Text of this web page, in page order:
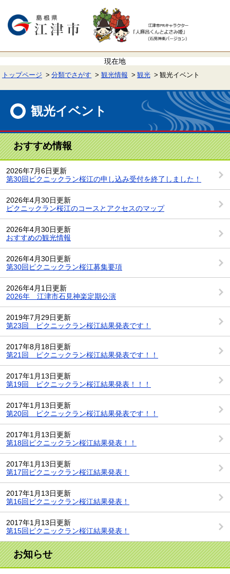
で
ば
本トップページ 分類でさがす 観光情報 観光 観光イベント
観光イベント
おすすめ情報
2026年7月6日更新
第30回ピクニックラン桜江の申し込み受付を終了しました！
2026年4月30日更新
ピクニックラン桜江のコースとアクセスのマップ
2026年4月30日更新
おすすめの観光情報
2026年4月30日更新
第30回ピクニックラン桜江募集要項
2026年4月1日更新
2026年 江津市石見神楽定期公演
2019年7月29日更新
第23回 ピクニックラン桜江結果発表です！
2017年8月18日更新
第21回 ピクニックラン桜江結果発表です！！
2017年1月13日更新
第19回 ピクニックラン桜江結果発表！！！
2017年1月13日更新
第20回 ピクニックラン桜江結果発表です！！
2017年1月13日更新
第18回ピクニックラン桜江結果発表！！
2017年1月13日更新
第17回ピクニックラン桜江結果発表！
2017年1月13日更新
第16回ピクニックラン桜江結果発表！
2017年1月13日更新
第15回ピクニックラン桜江結果発表！
お知らせ